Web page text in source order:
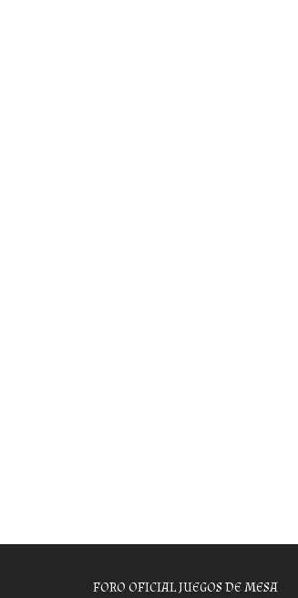
FORO OFICIAL JUEGOS DE MESA